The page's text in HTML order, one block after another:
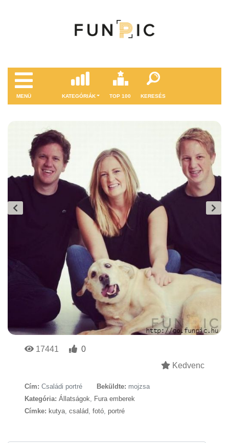
MENÜ KATEGÓRIÁK TOP 100 KERESÉS
17441
0
Kedvenc
Cím: Családi portré Beküldte: mojzsa
Kategória: Állatságok, Fura emberek
Címke: kutya, család, fotó, portré